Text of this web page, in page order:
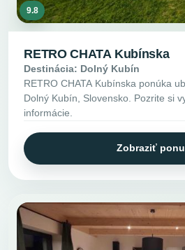
9.8
RETRO CHATA Kubínska
Destinácia: Dolný Kubín
RETRO CHATA Kubínska ponúka
Dolný Kubín, Slovensko. Pozrite si
informácie.
Zobraziť